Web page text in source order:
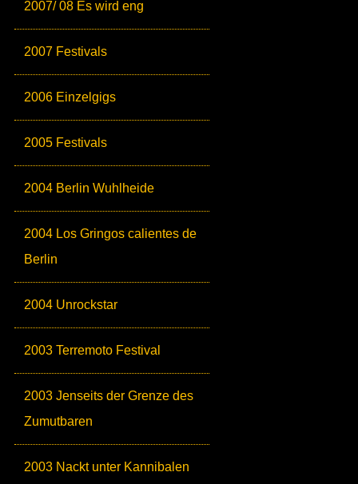
2007/ 08 Es wird eng
2007 Festivals
2006 Einzelgigs
2005 Festivals
2004 Berlin Wuhlheide
2004 Los Gringos calientes de
Berlin
2004 Unrockstar
2003 Terremoto Festival
2003 Jenseits der Grenze des
Zumutbaren
2003 Nackt unter Kannibalen